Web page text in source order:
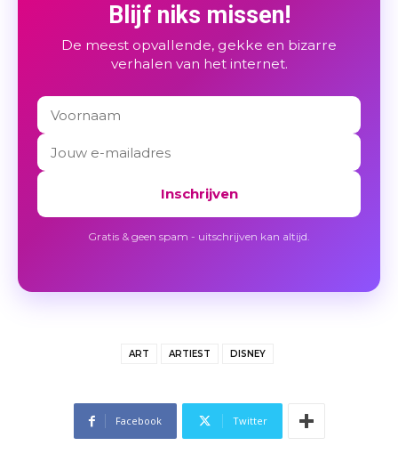
Blijf niks missen!
De meest opvallende, gekke en bizarre
verhalen van het internet.
Inschrijven
Gratis & geen spam - uitschrijven kan altijd.
ART ARTIEST DISNEY
Facebook Twitter